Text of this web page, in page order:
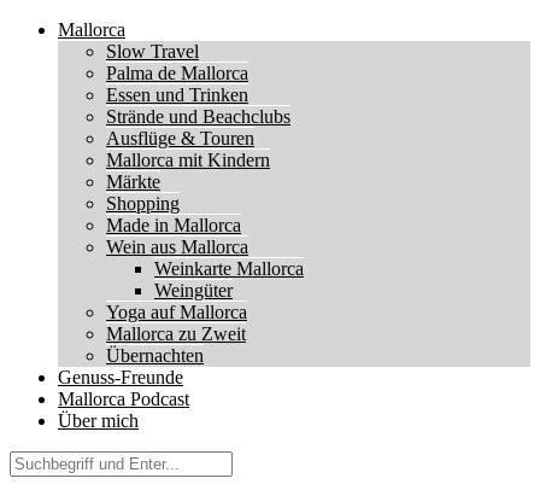
Mallorca
Slow Travel
Palma de Mallorca
Essen und Trinken
Strände und Beachclubs
Ausflüge & Touren
Mallorca mit Kindern
Märkte
Shopping
Made in Mallorca
Wein aus Mallorca
Weinkarte Mallorca
Weingüter
Yoga auf Mallorca
Mallorca zu Zweit
Übernachten
Genuss-Freunde
Mallorca Podcast
Über mich